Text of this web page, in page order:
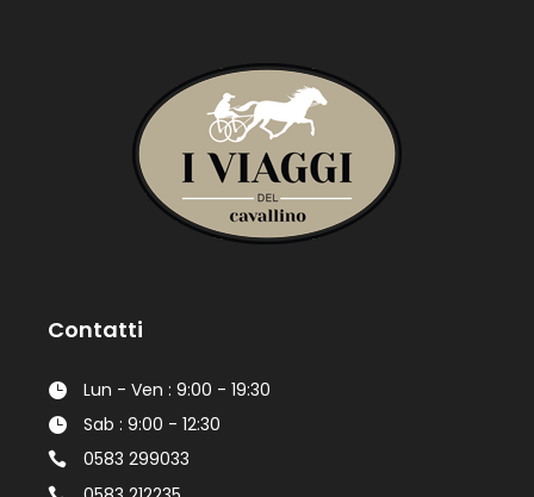
Contatti
Lun - Ven : 9:00 - 19:30
Sab : 9:00 - 12:30
0583 299033